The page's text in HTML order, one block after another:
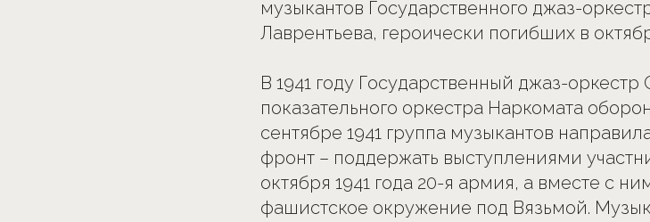
музыкантов Государственного джаз-
Лаврентьева, героически погибших в
В 1941 году Государственный джаз-
показательного оркестра Наркомата
сентябре 1941 группа музыкантов
фронт – поддержать выступлениями
октября 1941 года 20-я армия, а вместе с
фашистское окружение под Вязьмой.